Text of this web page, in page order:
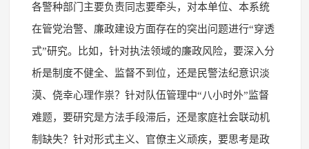
各警种部门主要负责同志要牵头，对本单位、本系统
在管党治警、廉政建设方面存在的突出问题进行“穿透
式”研究。比如，针对执法领域的廉政风险，要深入分
析是制度不健全、监督不到位，还是民警法纪意识淡
漠、侥幸心理作祟？针对队伍管理中“八小时外”监督
难题，要研究是方法手段滞后，还是家庭社会联动机
制缺失？针对形式主义、官僚主义顽疾，要思考是政